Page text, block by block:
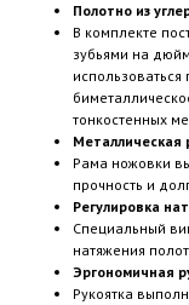
Полотно из
В комплекте
зубьями на
тонкостенных
Металлическая
Рама ножовки
прочность и
Регулировка
Специальный
натяжения
Эргономичная
Рукоятка